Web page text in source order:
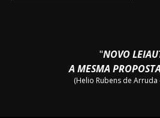
"NOVO
A MESMA
(Helio Rubens de Arruda